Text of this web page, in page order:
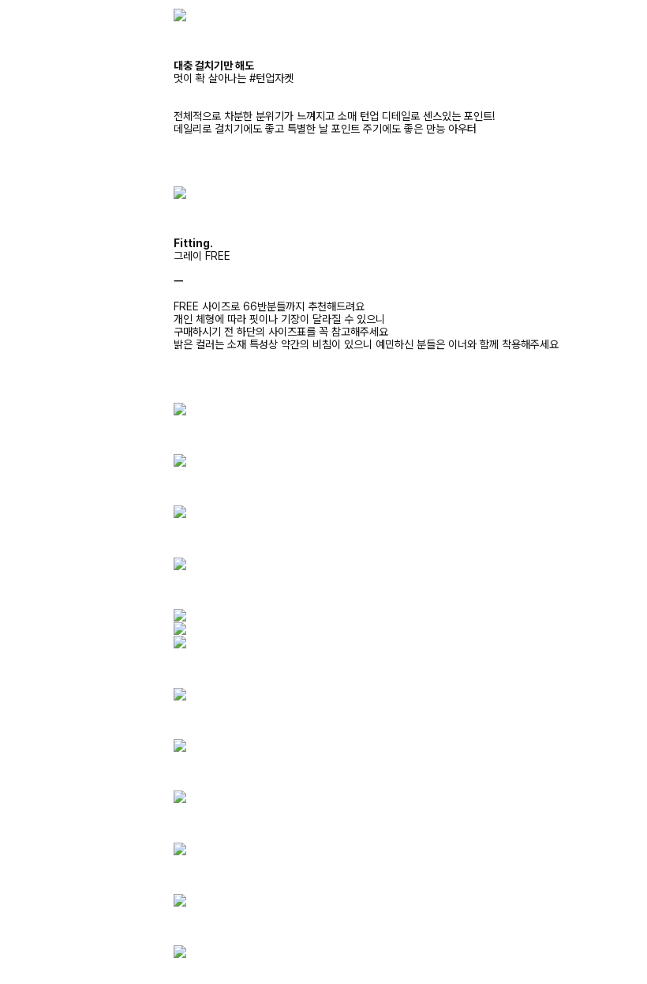
대충 걸치기만 해도
멋이 확 살아나는 #턴업자켓
전체적으로 차분한 분위기가 느껴지고 소매 턴업 디테일로 센스있는 포인트!
데일리로 걸치기에도 좋고 특별한 날 포인트 주기에도 좋은 만능 아우터
Fitting.
그레이 FREE
ㅡ
FREE 사이즈로 66반분들까지 추천해드려요
개인 체형에 따라 핏이나 기장이 달라질 수 있으니
구매하시기 전 하단의 사이즈표를 꼭 참고해주세요
밝은 컬러는 소재 특성상 약간의 비침이 있으니 예민하신 분들은 이너와 함께 착용해주세요